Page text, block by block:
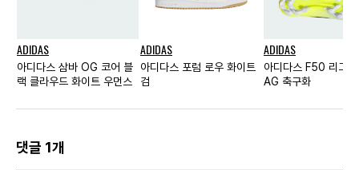
ADIDAS
아디다스 삼바 OG 코어 블
랙 클라우드 화이트 우먼스
ADIDAS
아디다스 포럼 로우 화이트
검
ADIDAS
아디다스 F50 리그
AG 축구화
댓글 1개